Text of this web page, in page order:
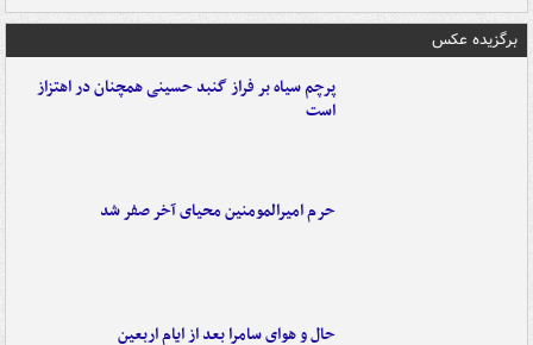
برگزیده عکس
پرچم سیاه بر فراز گنبد حسینی همچنان در اهتزاز
است
حرم امیرالمومنین محیای آخر صفر شد
حال و هوای سامرا بعد از ایام اربعین